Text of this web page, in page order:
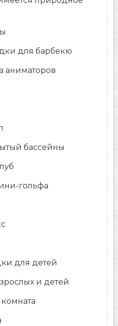
для барбекю
аниматоров
бассейны
гольфа
для детей
и детей